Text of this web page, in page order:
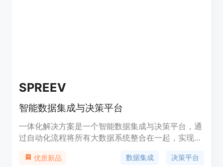
SPREEV
智能数据集成与决策平台
一体化解决方案是一个智能数据集成与决策平台，通
过自动化流程将所有大数据系统整合在一起，实现规
钟内做出基于数据的决策，提供全面的数据分析和预
优质新品 数据集成 决策平台